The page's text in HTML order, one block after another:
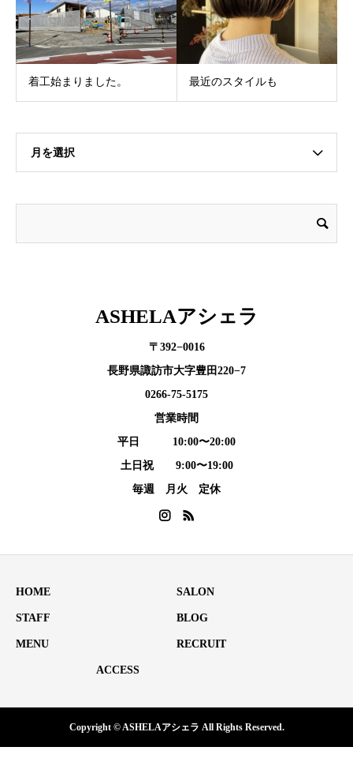
着工始まりました。 最近のスタイルも
月を選択
ASHELAアシェラ
〒392−0016
長野県諏訪市大字豊田220−7
0266-75-5175
営業時間
平日 10:00〜20:00
土日祝 9:00〜19:00
毎週 月火 定休
HOME SALON
STAFF BLOG
MENU RECRUIT
ACCESS
Copyright © ASHELAアシェラ All Rights Reserved.